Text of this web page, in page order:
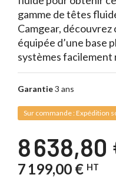
gamme de têtes
Camgear,
équipée d’une base
systèmes facilement
Garantie3 ans
Sur commande : Expédition
8 638,80
7 199,00 € HT